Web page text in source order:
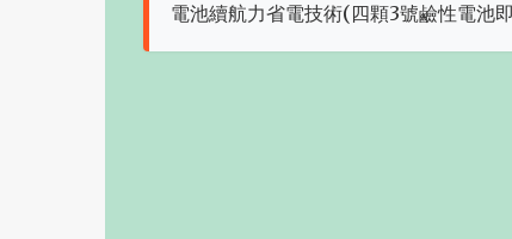
電池續航力省電技術(四顆3號鹼性電池